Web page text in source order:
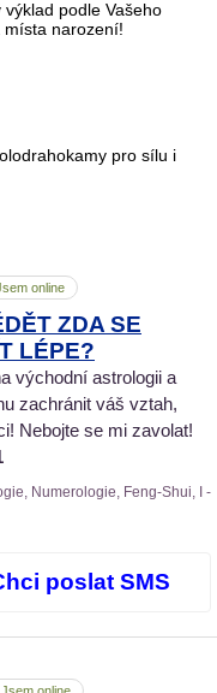
podle Vašeho
místa narození!
pro sílu i
online
ZDA SE
LÉPE?
východní astrologii a
zachránit váš vztah,
Nebojte se mi zavolat!
Numerologie, Feng-Shui, I -
poslat SMS